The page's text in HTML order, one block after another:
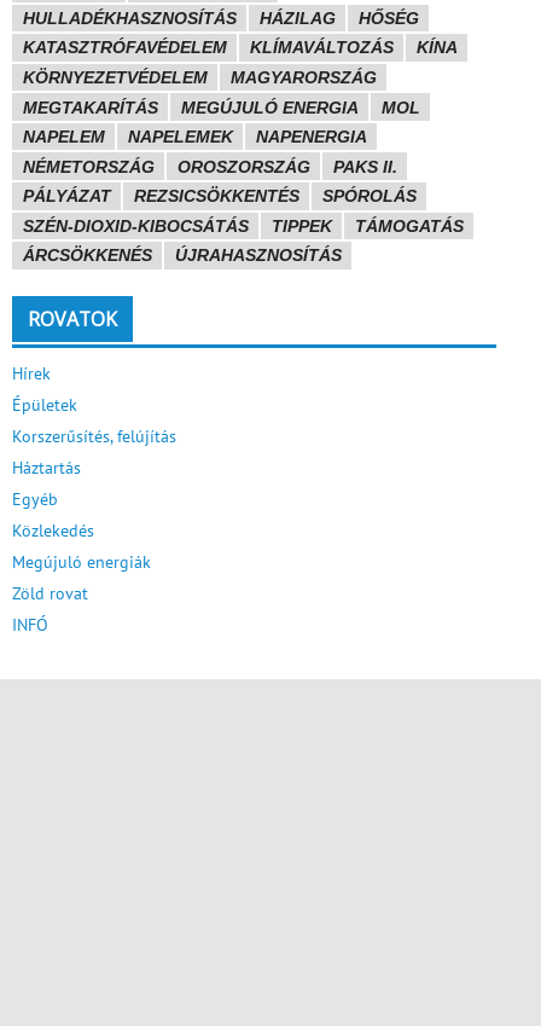
HULLADÉKHASZNOSÍTÁS
HÁZILAG
HŐSÉG
KATASZTRÓFAVÉDELEM
KLÍMAVÁLTOZÁS
KÍNA
KÖRNYEZETVÉDELEM
MAGYARORSZÁG
MEGTAKARÍTÁS
MEGÚJULÓ ENERGIA
MOL
NAPELEM
NAPELEMEK
NAPENERGIA
NÉMETORSZÁG
OROSZORSZÁG
PAKS II.
PÁLYÁZAT
REZSICSÖKKENTÉS
SPÓROLÁS
SZÉN-DIOXID-KIBOCSÁTÁS
TIPPEK
TÁMOGATÁS
ÁRCSÖKKENÉS
ÚJRAHASZNOSÍTÁS
ROVATOK
Hírek
Épületek
Korszerűsítés, felújítás
Háztartás
Egyéb
Közlekedés
Megújuló energiák
Zöld rovat
INFÓ